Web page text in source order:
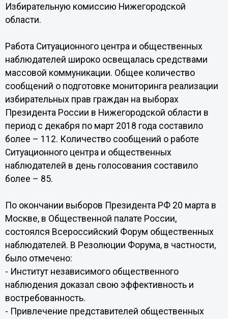
Избирательную комиссию Нижегородской
области.
Работа Ситуационного центра и общественных
наблюдателей широко освещалась средствами
массовой коммуникации. Общее количество
сообщений о подготовке мониторинга реализации
избирательных прав граждан на выборах
Президента России в Нижегородской области в
период с декабря по март 2018 года составило
более – 112. Количество сообщений о работе
Ситуационного центра и общественных
наблюдателей в день голосования составило
более – 85.
По окончании выборов Президента РФ 20 марта в
Москве, в Общественной палате России,
состоялся Всероссийский Форум общественных
наблюдателей. В Резолюции Форума, в частности,
было отмечено:
- Институт независимого общественного
наблюдения доказал свою эффективность и
востребованность.
- Привлечение представителей общественных